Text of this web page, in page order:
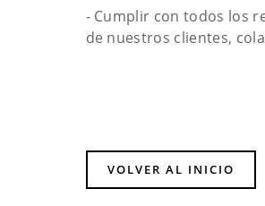
- Cumplir con todos los
de nuestros clientes,
VOLVER AL INICIO